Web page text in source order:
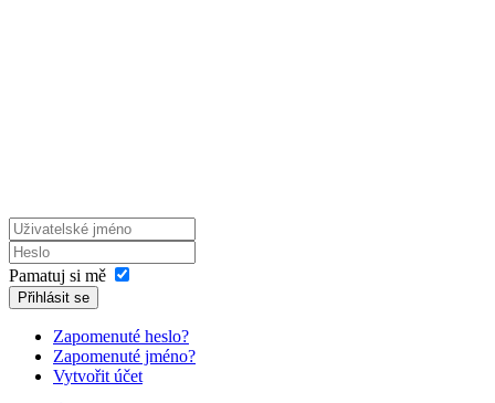
Pamatuj si mě
Přihlásit se
Zapomenuté heslo?
Zapomenuté jméno?
Vytvořit účet